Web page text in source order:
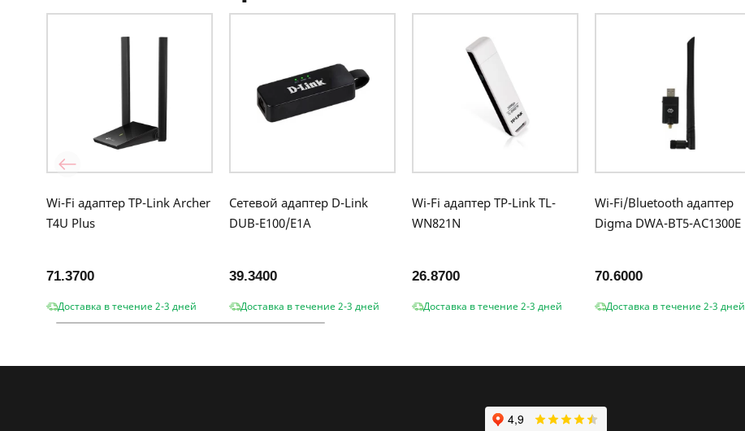
Wi-Fi адаптер TP-Link Archer
T4U Plus
71.3700
Доставка в течение 2-3 дней
Сетевой адаптер D-Link
DUB-E100/E1A
39.3400
Доставка в течение 2-3 дней
Wi-Fi адаптер TP-Link TL-
WN821N
26.8700
Доставка в течение 2-3 дней
Wi-Fi/Bluetooth адаптер
Digma DWA-BT5-AC1300E
70.6000
Доставка в течение 2-3 дней